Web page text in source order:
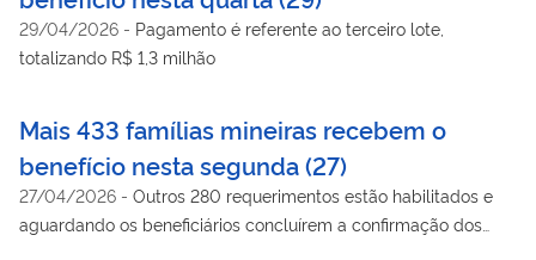
29/04/2026 - Pagamento é referente ao terceiro lote,
totalizando R$ 1,3 milhão
Mais 433 famílias mineiras recebem o
benefício nesta segunda (27)
27/04/2026 - Outros 280 requerimentos estão habilitados e
aguardando os beneficiários concluírem a confirmação dos